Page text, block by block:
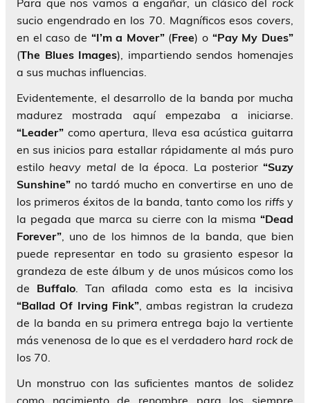
sucio engendrado en los 70. Magníficos esos covers
en el caso de “I’m a Mover”(Free) o “Pay My Dues”
(The Blues Images), impartiendo sendos homenajes
a sus muchas influencias.
Evidentemente, el desarrollo de la banda por mucha
madurez mostrada aquí empezaba a iniciarse.
“Leader” como apertura, lleva esa acústica guitarra
en sus inicios para estallar rápidamente al más puro
estilo heavy metalde la época. La posterior “Suzy
Sunshine” no tardó mucho en convertirse en uno de
los primeros éxitos de la banda, tanto como los riffs y
la pegada que marca su cierre con la misma “Dead
Forever” , uno de los himnos de la banda, que bien
puede representar en todo su grasiento espesor la
grandeza de este álbum y de unos músicos como los
de Buffalo . Tan afilada como esta es la incisiva
“Ballad Of Irving Fink”, ambas registran la crudeza
de la banda en su primera entrega bajo la vertiente
más venenosa de lo que es el verdadero hard rockde
los 70.
Un monstruo con las suficientes mantos de solidez
como nacimiento de renombre para los siempre